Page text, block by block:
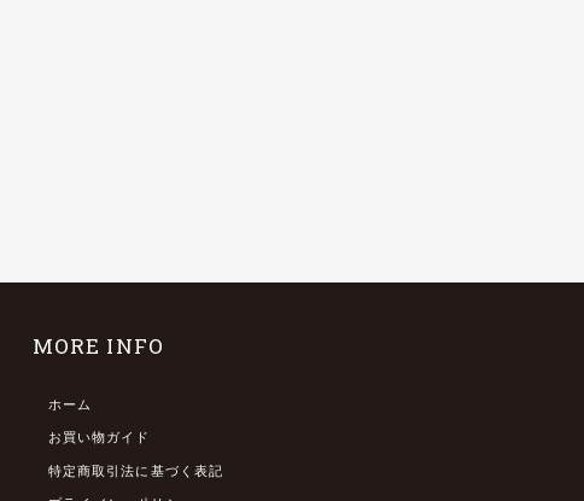
MORE INFO
ホーム
お買い物ガイド
特定商取引法に基づく表記